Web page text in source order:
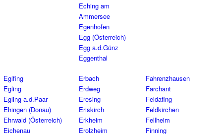
Eching am
Ammersee
Egenhofen
Egg (Österreich)
Egg a.d.Günz
Eggenthal
Eglfing
Egling
Egling a.d.Paar
Ehingen (Donau)
Ehrwald (Österreich)
Eichenau
Erbach
Erdweg
Eresing
Eriskirch
Erkheim
Erolzheim
Fahrenzhausen
Farchant
Feldafing
Feldkirchen
Fellheim
Finning